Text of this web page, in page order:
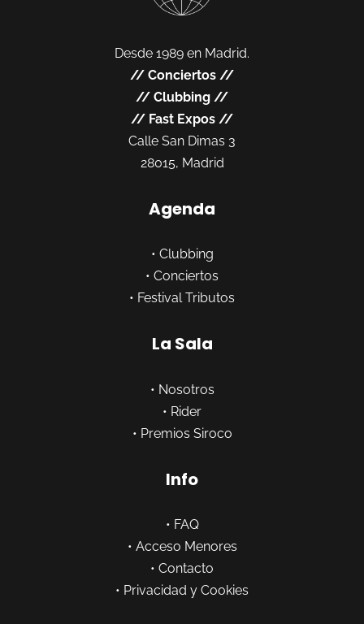
Desde 1989 en Madrid.
// Conciertos //
// Clubbing //
// Fast Expos //
Calle San Dimas 3
28015, Madrid
Agenda
• Clubbing
• Conciertos
• Festival Tributos
La Sala
• Nosotros
• Rider
• Premios Siroco
Info
• FAQ
• Acceso Menores
• Contacto
• Privacidad y Cookies